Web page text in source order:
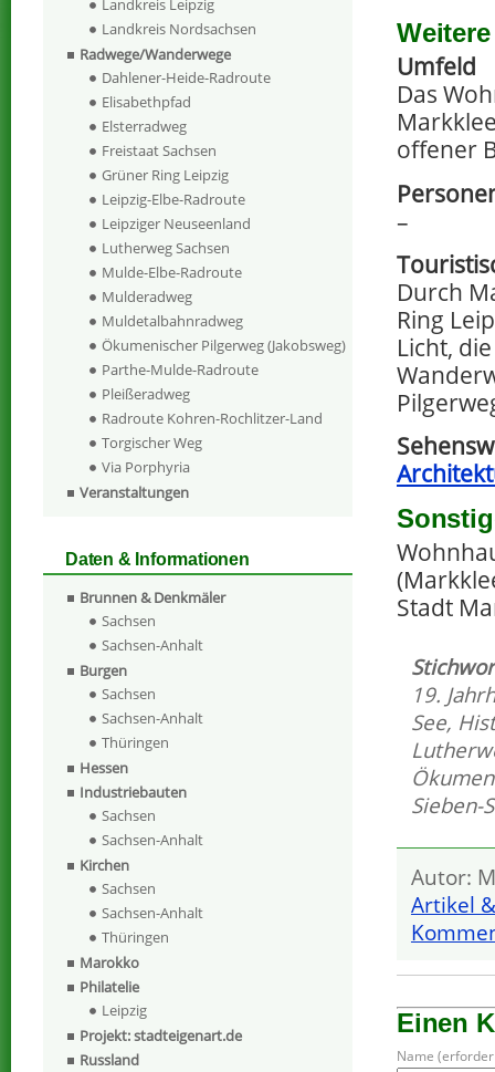
Umfeld
Das
offener
–
Durch
Ring
Licht,
Stadt
19.
See,
Sieben-
Autor:
Artikel
Einen
Name
Landkreis Leipzig
Landkreis Nordsachsen
Radwege/Wanderwege
Dahlener-Heide-Radroute
Elisabethpfad
Elsterradweg
Freistaat Sachsen
Grüner Ring Leipzig
Leipzig-Elbe-Radroute
Leipziger Neuseenland
Lutherweg Sachsen
Mulde-Elbe-Radroute
Mulderadweg
Muldetalbahnradweg
Ökumenischer Pilgerweg (Jakobsweg)
Parthe-Mulde-Radroute
Pleißeradweg
Radroute Kohren-Rochlitzer-Land
Torgischer Weg
Via Porphyria
Veranstaltungen
Daten & Informationen
Brunnen & Denkmäler
Sachsen
Sachsen-Anhalt
Burgen
Sachsen
Sachsen-Anhalt
Thüringen
Hessen
Industriebauten
Sachsen
Sachsen-Anhalt
Kirchen
Sachsen
Sachsen-Anhalt
Thüringen
Marokko
Philatelie
Leipzig
Projekt: stadteigenart.de
Russland